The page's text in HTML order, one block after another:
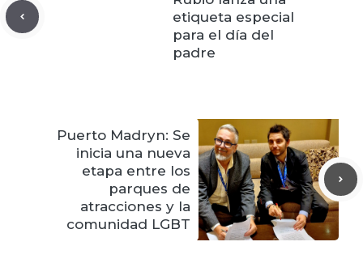
etiqueta especial
para el día del
padre
Puerto Madryn: Se
inicia una nueva
etapa entre los
parques de
atracciones y la
comunidad LGBT